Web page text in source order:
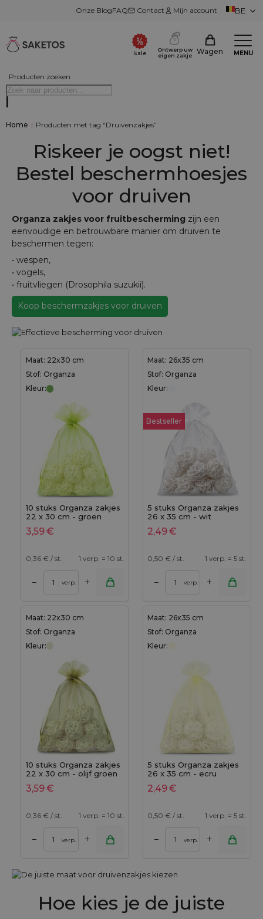
Onze BlogFAQ Contact Mijn account BE
Producten zoeken
Sale
Ontwerp uw
eigen zakje
Wagen MENU
Home | Producten met tag “Druivenzakjes”
Riskeer je oogst niet!
Bestel beschermhoesjes
voor druiven
Organza zakjes voor fruitbescherming zijn een
eenvoudige en betrouwbare manier om druiven te
beschermen tegen:
• wespen,
• vogels,
• fruitvliegen (Drosophila suzukii).
Koop beschermzakjes voor druiven
Maat: 22x30 cm
Stof: Organza
Kleur:
10 stuks Organza zakjes
22 x 30 cm - groen
3,59€
0,36 € / st. 1 verp. = 10 st.
– verp. +
Maat: 26x35 cm
Stof: Organza
Kleur:
Bestseller
5 stuks Organza zakjes
26 x 35 cm - wit
2,49€
0,50 € / st. 1 verp. = 5 st.
– verp. +
Maat: 22x30 cm
Stof: Organza
Kleur:
10 stuks Organza zakjes
22 x 30 cm - olijf groen
3,59€
0,36 € / st. 1 verp. = 10 st.
– verp. +
Maat: 26x35 cm
Stof: Organza
Kleur:
5 stuks Organza zakjes
26 x 35 cm - ecru
2,49€
0,50 € / st. 1 verp. = 5 st.
– verp. +
Hoe kies je de juiste